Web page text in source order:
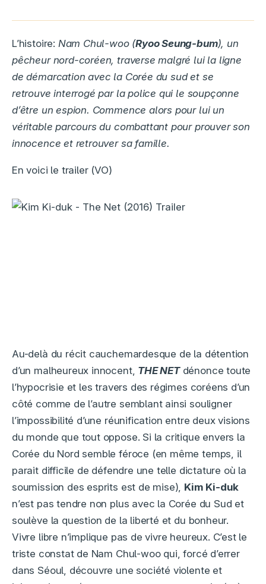
L’histoire: Nam Chul-woo (Ryoo Seung-bum), un
pêcheur nord-coréen, traverse malgré lui la ligne
de démarcation avec la Corée du sud et se
retrouve interrogé par la police qui le soupçonne
d’être un espion. Commence alors pour lui un
véritable parcours du combattant pour prouver son
innocence et retrouver sa famille.
En voici le trailer (VO)
Au-delà du récit cauchemardesque de la détention
d’un malheureux innocent, THE NETdénonce toute
l’hypocrisie et les travers des régimes coréens d’un
côté comme de l’autre semblant ainsi souligner
l’impossibilité d’une réunification entre deux visions
du monde que tout oppose. Si la critique envers la
Corée du Nord semble féroce (en même temps, il
parait difficile de défendre une telle dictature où la
soumission des esprits est de mise), Kim Ki-duk
n’est pas tendre non plus avec la Corée du Sud et
soulève la question de la liberté et du bonheur.
Vivre libre n’implique pas de vivre heureux. C’est le
triste constat de Nam Chul-woo qui, forcé d’errer
dans Séoul, découvre une société violente et